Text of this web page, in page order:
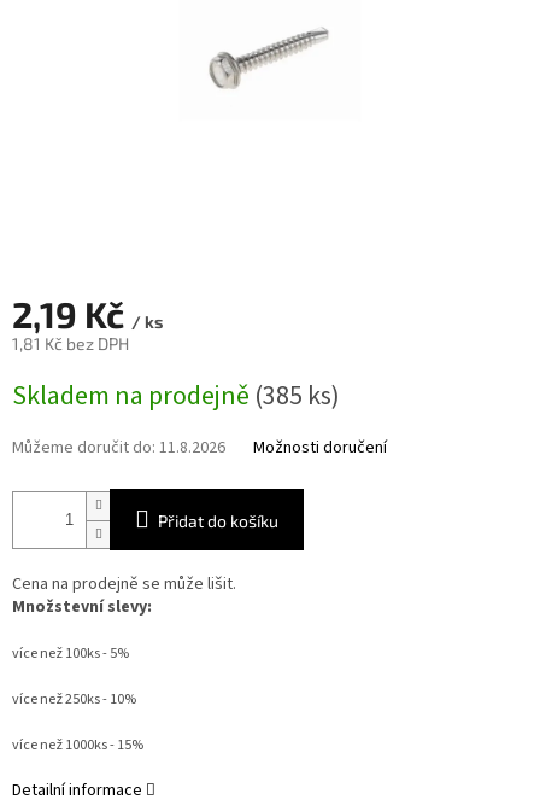
2,19 Kč / ks
1,81 Kč bez DPH
cena:
Skladem na prodejně (385 ks)
Můžeme doručit do: 11.8.2026 Možnosti doručení
Přidat do košíku
Cena na prodejně se může lišit.
Množstevní slevy:
více než 100ks - 5%
více než 250ks - 10%
více než 1000ks - 15%
Detailní informace